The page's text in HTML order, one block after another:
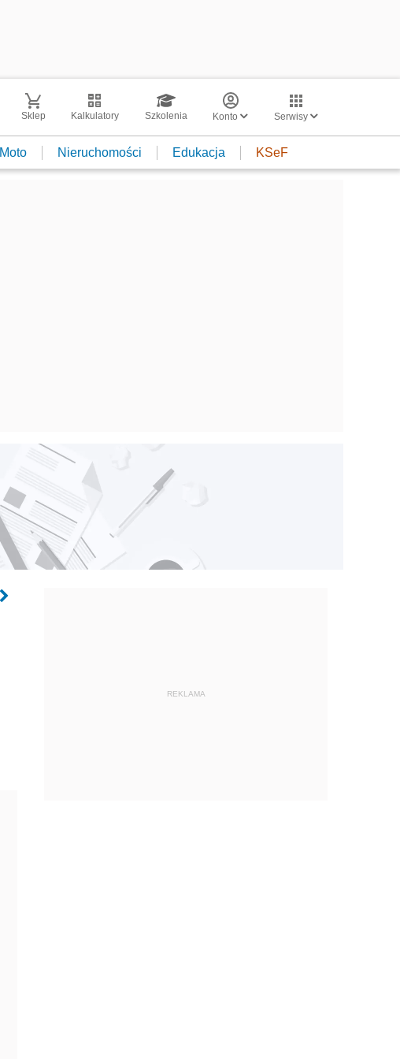
Sklep Kalkulatory Szkolenia Konto Serwisy
Moto Nieruchomości Edukacja KSeF
REKLAMA